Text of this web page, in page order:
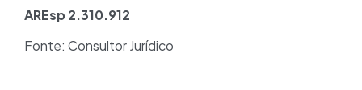
AREsp 2.310.912
Fonte: Consultor Jurídico